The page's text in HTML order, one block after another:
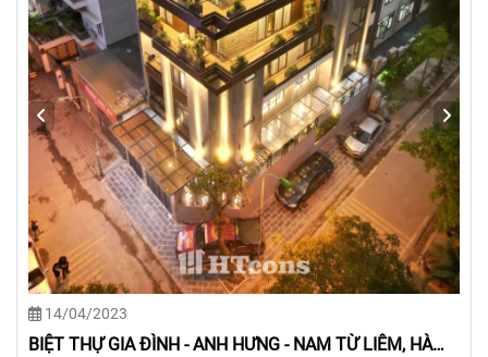
14/04/2023
BIỆT THỰ GIA ĐÌNH - CHỊ ƯNG - TÂY HỒ, HÀ NỘI